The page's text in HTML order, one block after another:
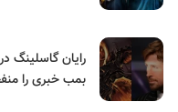
رایان
بمب خبری را